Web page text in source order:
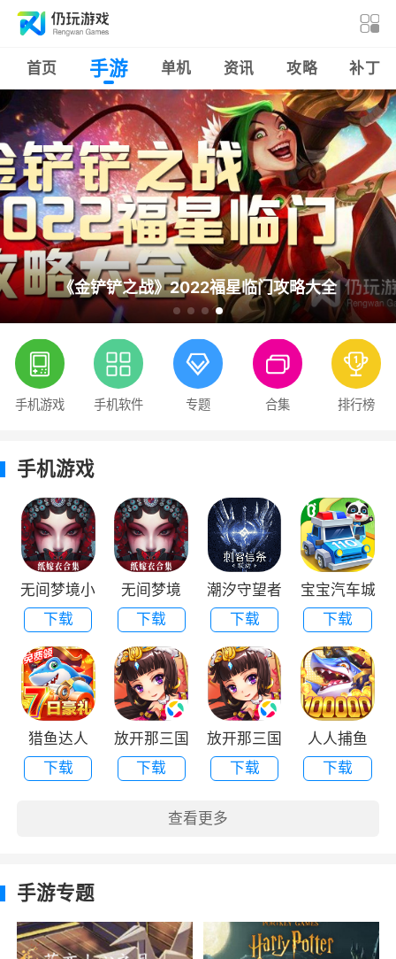
首页 手游 单机 资讯 攻略 补丁
《金铲铲之战》2022福星临门攻略大全
王者荣耀2022年3月活动大全 草长莺飞三月好春
《赏金侦探》全案件通关攻略大全
阴阳师三月活动大全 泰山归来不见岳
《金铲铲之战》2022福星临门攻略大全
手机游戏 手机软件 专题 合集 排行榜
手机游戏
无间梦境小
米版
下载
无间梦境
下载
潮汐守望者
下载
宝宝汽车城
市
下载
猎鱼达人
下载
放开那三国
最新版
下载
放开那三国
下载
人人捕鱼
下载
查看更多
手游专题